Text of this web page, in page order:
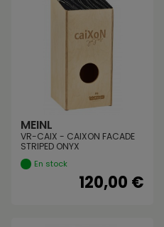
MEINL
VR-CAIX - CAIXON FACADE
STRIPED ONYX
En stock
120,00 €